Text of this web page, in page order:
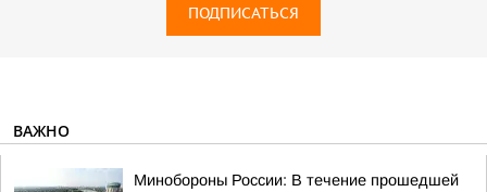
ПОДПИСАТЬСЯ
ВАЖНО
Минобороны России: В течение прошедшей